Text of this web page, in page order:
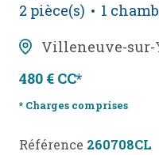
2 pièce(s)
1
Villeneuve-sur-
480 € CC*
* Charges comprises
Référence 260708CL